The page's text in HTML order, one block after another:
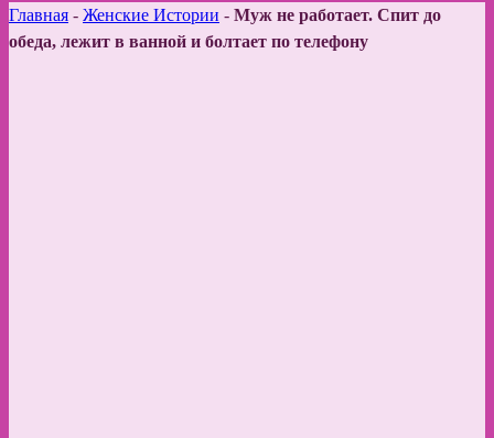
Главная - Женские Истории - Муж не работает. Спит до
обеда, лежит в ванной и болтает по телефону